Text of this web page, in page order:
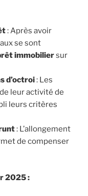
: Après avoir
se sont
immobiliersur
d’octroi: Les
leur activité de
leurs critères
: L’allongement
de compenser
2025 :